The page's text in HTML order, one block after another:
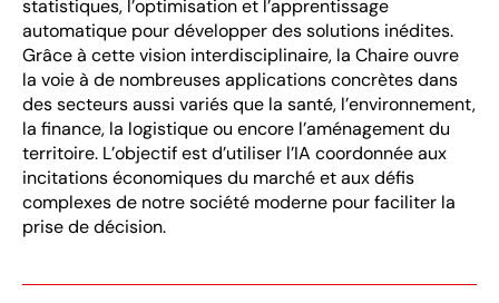
statistiques, l’optimisation et l’apprentissage
automatique pour développer des solutions inédites.
Grâce à cette vision interdisciplinaire, la Chaire ouvre
la voie à de nombreuses applications concrètes dans
des secteurs aussi variés que la santé, l’environnement,
la finance, la logistique ou encore l’aménagement du
territoire. L’objectif est d’utiliser l’IA coordonnée aux
incitations économiques du marché et aux défis
complexes de notre société moderne pour faciliter la
prise de décision.